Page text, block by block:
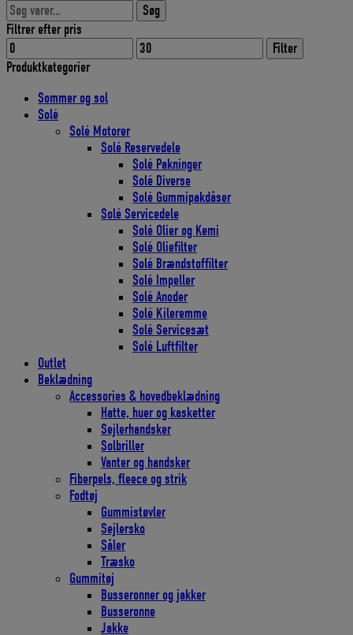
Søg
efter:
Søg
Filtrer efter pris
Mindste
pris
Højeste
pris
Filter
Produktkategorier
Sommer og sol
Solé
Solé Motorer
Solé Reservedele
Solé Pakninger
Solé Diverse
Solé Gummipakdåser
Solé Servicedele
Solé Olier og Kemi
Solé Oliefilter
Solé Brændstoffilter
Solé Impeller
Solé Anoder
Solé Kileremme
Solé Servicesæt
Solé Luftfilter
Outlet
Beklædning
Accessories & hovedbeklædning
Hatte, huer og kasketter
Sejlerhandsker
Solbriller
Vanter og handsker
Fiberpels, fleece og strik
Fodtøj
Gummistøvler
Sejlersko
Såler
Træsko
Gummitøj
Busseronner og jakker
Busseronne
Jakke